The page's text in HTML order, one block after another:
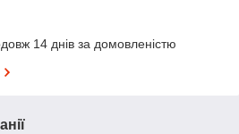
14 днів за домовленістю